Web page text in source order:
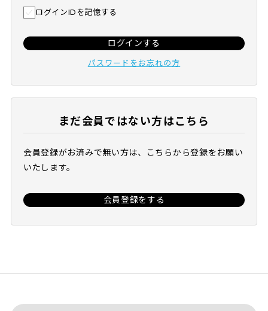
ログインIDを記憶する
ログインする
パスワードをお忘れの方
まだ会員ではない方はこちら
会員登録がお済みで無い方は、こちらから登録をお願い
いたします。
会員登録をする